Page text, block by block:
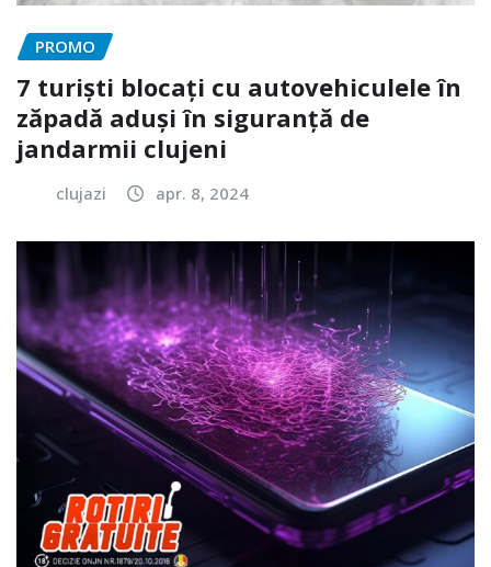
PROMO
7 turiști blocați cu autovehiculele în
zăpadă aduși în siguranță de
jandarmii clujeni
clujazi apr. 8, 2024